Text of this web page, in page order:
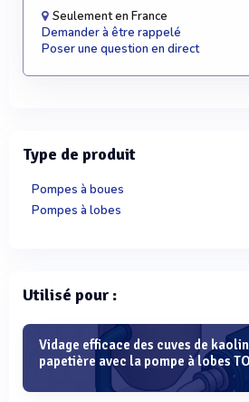
Seulement en France
Demander à être rappelé
Poser une question en direct
Type de produit
Pompes à boues
Pompes à lobes
Utilisé pour :
Vidage efficace des cuves de
papetière avec la pompe à lobes